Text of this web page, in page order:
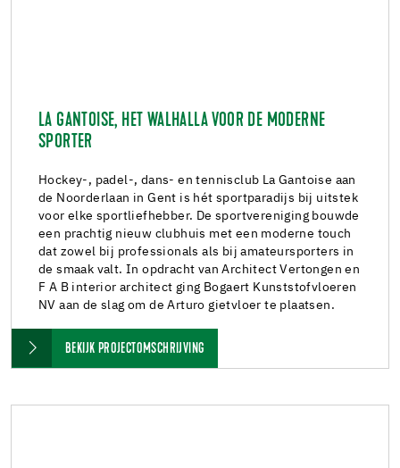
LA GANTOISE, HET WALHALLA VOOR DE MODERNE
SPORTER
Hockey-, padel-, dans- en tennisclub La Gantoise aan
de Noorderlaan in Gent is hét sportparadijs bij uitstek
voor elke sportliefhebber. De sportvereniging bouwde
een prachtig nieuw clubhuis met een moderne touch
dat zowel bij professionals als bij amateursporters in
de smaak valt. In opdracht van Architect Vertongen en
F A B interior architect ging Bogaert Kunststofvloeren
NV aan de slag om de Arturo gietvloer te plaatsen.
BEKIJK PROJECTOMSCHRIJVING